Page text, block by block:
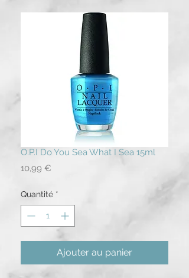
O.P.I Do You Sea What I Sea 15ml
10,99 €
Quantité *
Ajouter au panier